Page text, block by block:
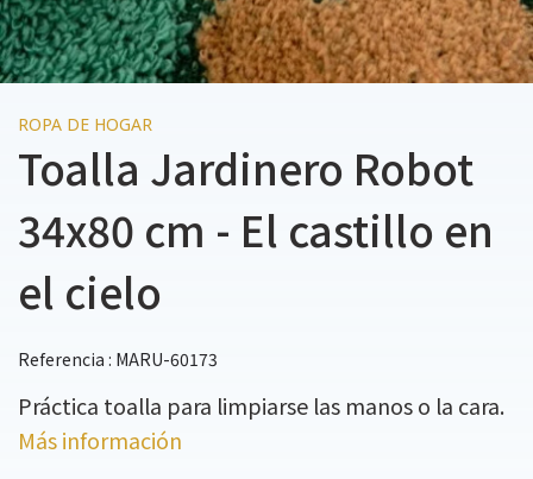
ROPA DE HOGAR
Toalla Jardinero Robot
34x80 cm - El castillo en
el cielo
Referencia : MARU-60173
Práctica toalla para limpiarse las manos o la cara.
Más información